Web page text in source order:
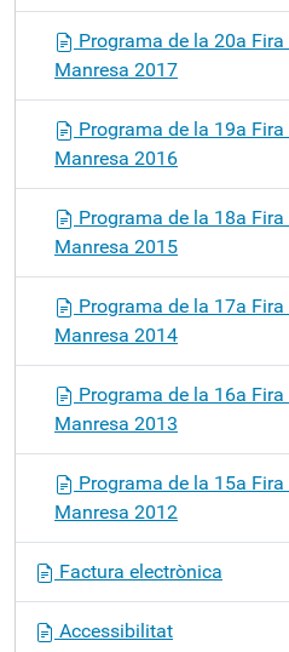
Programa de la 20a
Manresa 2017
Programa de la 19a
Manresa 2016
Programa de la 18a
Manresa 2015
Programa de la 17a
Manresa 2014
Programa de la 16a
Manresa 2013
Programa de la 15a
Manresa 2012
Factura electrònica
Accessibilitat